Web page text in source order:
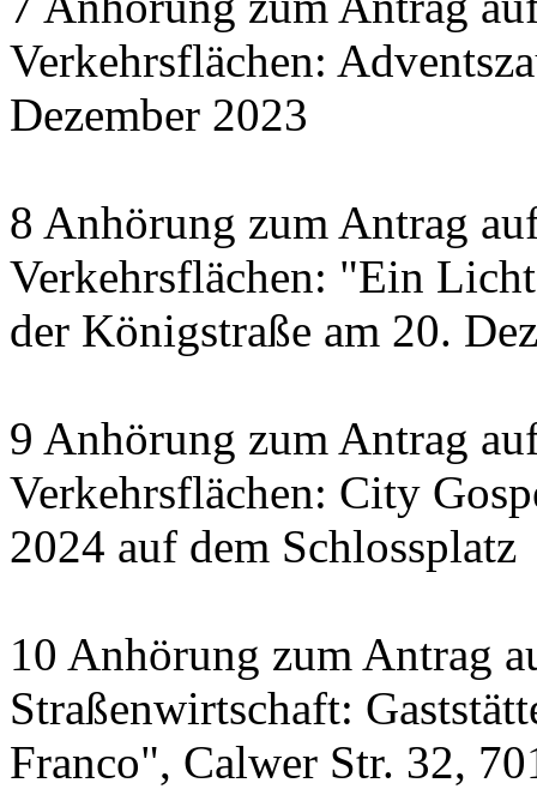
Verkehrsflächen:
Dezember 2023
8 Anhörung zum Antrag
Verkehrsflächen: "Ein
der Königstraße am 20.
9 Anhörung zum Antrag
Verkehrsflächen: City
2024 auf dem Schlossplatz
10 Anhörung zum Antrag
Straßenwirtschaft:
Franco", Calwer Str. 32,